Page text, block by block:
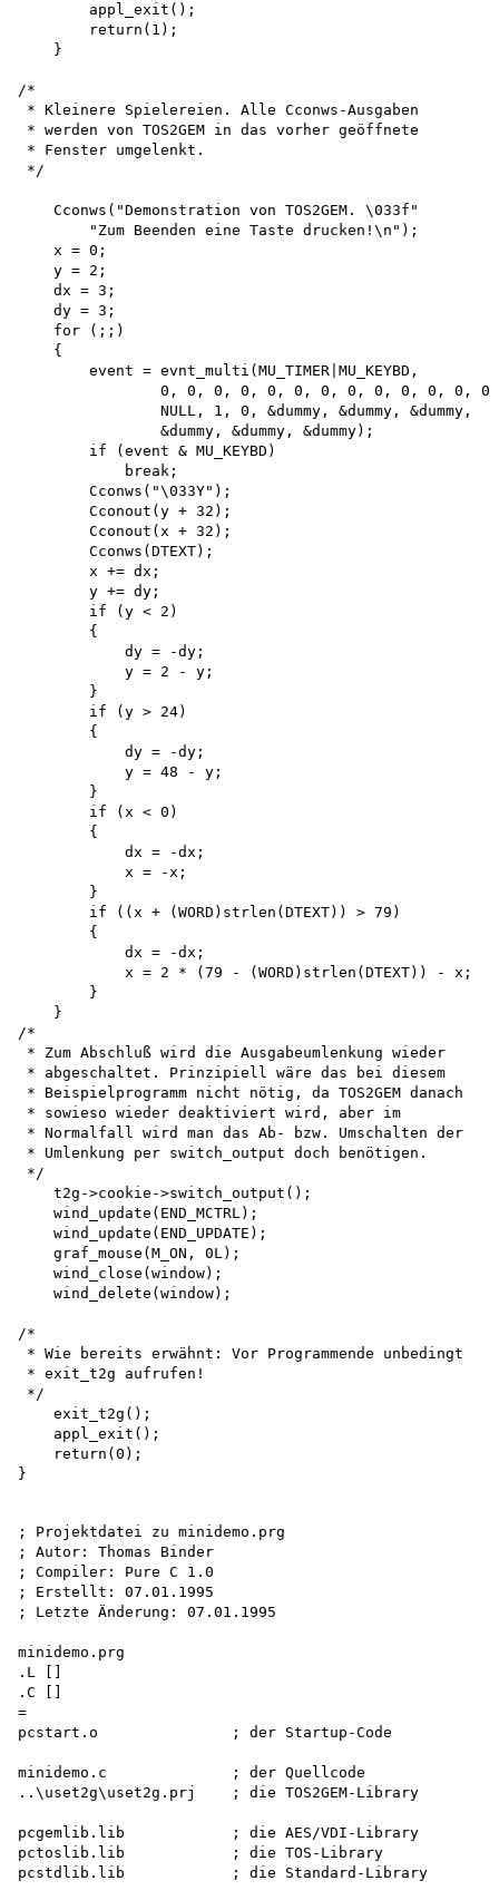
        appl_exit();
        return(1);
    }
/*
* Kleinere Spielereien. Alle Cconws-Ausgaben
* werden von TOS2GEM in das vorher geöffnete
* Fenster umgelenkt.
*/
    Cconws("Demonstration von TOS2GEM. \033f"
        "Zum Beenden eine Taste drucken!\n");
    x = 0;
    y = 2;
    dx = 3;
    dy = 3;
    for (;;)
    {
        event = evnt_multi(MU_TIMER|MU_KEYBD,
0, 0, 0, 0, 0, 0, 0, 0, 0, 0, 0, 0,
                NULL, 1, 0, &dummy, &dummy, &dummy,
                &dummy, &dummy, &dummy);
        if (event & MU_KEYBD)
            break;
        Cconws("\033Y");
        Cconout(y + 32);
        Cconout(x + 32);
        Cconws(DTEXT);
        x += dx;
        y += dy;
        if (y < 2)
        {
            dy = -dy;
            y = 2 - y;
        }
        if (y > 24)
        {
            dy = -dy;
            y = 48 - y;
        }
        if (x < 0)
        {
            dx = -dx;
            x = -x;
        }
        if ((x + (WORD)strlen(DTEXT)) > 79)
        {
            dx = -dx;
            x = 2 * (79 - (WORD)strlen(DTEXT)) - x;
        }
    }
/*
* Zum Abschluß wird die Ausgabeumlenkung wieder
* abgeschaltet. Prinzipiell wäre das bei diesem
* Beispielprogramm nicht nötig, da TOS2GEM danach
* sowieso wieder deaktiviert wird, aber im
* Normalfall wird man das Ab- bzw. Umschalten der
* Umlenkung per switch_output doch benötigen.
*/
    t2g->cookie->switch_output();
    wind_update(END_MCTRL);
    wind_update(END_UPDATE);
    graf_mouse(M_ON, 0L);
    wind_close(window);
    wind_delete(window);
/*
* Wie bereits erwähnt: Vor Programmende unbedingt
* exit_t2g aufrufen!
*/
    exit_t2g();
    appl_exit();
    return(0);
; Projektdatei zu minidemo.prg
; Autor: Thomas Binder
; Compiler: Pure C 1.0
; Erstellt: 07.01.1995
; Letzte Änderung: 07.01.1995
minidemo.prg
.L []
.C []
=
pcstart.o               ; der Startup-Code
minidemo.c              ; der Quellcode
..\uset2g\uset2g.prj    ; die TOS2GEM-Library
pcgemlib.lib            ; die AES/VDI-Library
pctoslib.lib            ; die TOS-Library
pcstdlib.lib            ; die Standard-Library